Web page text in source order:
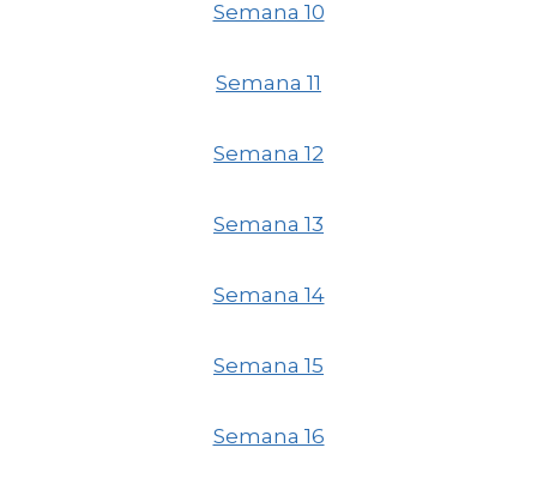
Semana 10
Semana 11
Semana 12
Semana 13
Semana 14
Semana 15
Semana 16